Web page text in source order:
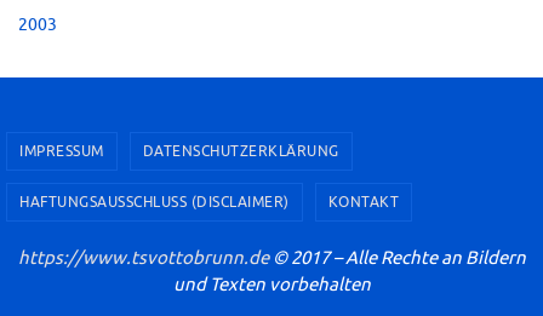
2003
IMPRESSUM DATENSCHUTZERKLÄRUNG
HAFTUNGSAUSSCHLUSS (DISCLAIMER) KONTAKT
https://www.tsvottobrunn.de © 2017 – Alle Rechte an Bildern
und Texten vorbehalten